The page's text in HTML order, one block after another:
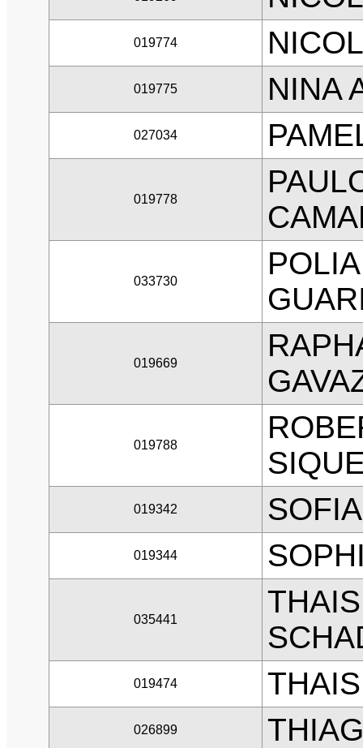
019774
019775 NINA
027034
019778
033730
019669
019788
019342
019344
035441
019474
026899